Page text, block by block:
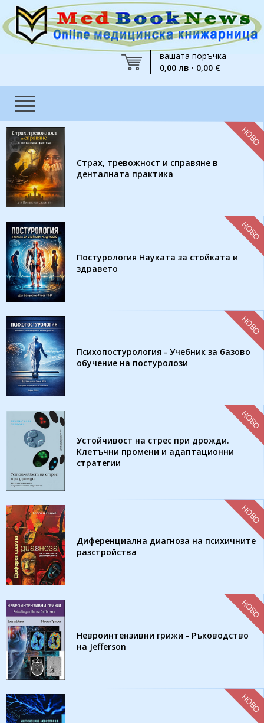
вашата поръчка
0,00 лв · 0,00 €
Страх, тревожност и справяне в
денталната практика
НОВО
Постурология Науката за стойката и
здравето
НОВО
Психопостурология - Учебник за базово
обучение на постуролози
НОВО
Устойчивост на стрес при дрожди.
Клетъчни промени и адаптационни
стратегии
НОВО
Диференциална диагноза на психичните
разстройства
НОВО
Невроинтензивни грижи - Ръководство
на Jefferson
НОВО
НОВО